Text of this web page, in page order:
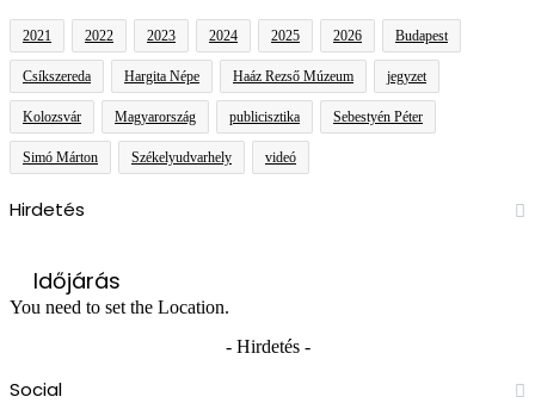
2021 2022 2023 2024 2025 2026 Budapest
Csíkszereda Hargita Népe Haáz Rezső Múzeum jegyzet
Kolozsvár Magyarország publicisztika Sebestyén Péter
Simó Márton Székelyudvarhely videó
Hirdetés
Időjárás
You need to set the Location.
- Hirdetés -
Social